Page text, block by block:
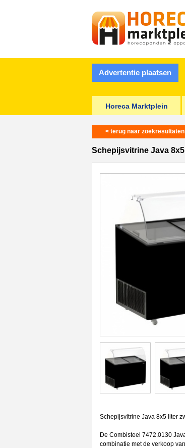
Advertentie plaatsen
Horeca Marktplein
< terug naar zoekresultaten
Schepijsvitrine Java
Schepijsvitrine Java 8x5 liter
De Combisteel 7472.0130
combinatie met de verkoop